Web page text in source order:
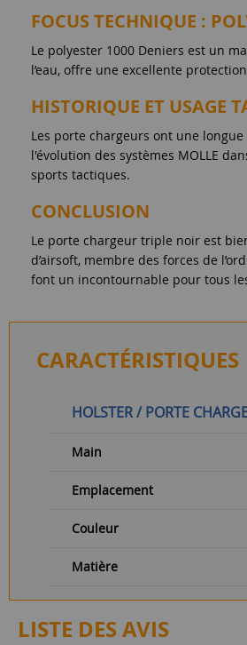
FOCUS TECHNIQUE :
Le polyester 1000 Deniers est un
l’eau, offre une excellente
HISTORIQUE ET USAGE
Les porte chargeurs ont une
l'évolution des systèmes MOLLE
sports tactiques.
CONCLUSION
Le porte chargeur triple noir est
d’airsoft, membre des forces de
font un incontournable pour tous
CARACTÉRISTIQUES
HOLSTER / PORTE
Main
Emplacement
Couleur
Matière
LISTE DES AVIS